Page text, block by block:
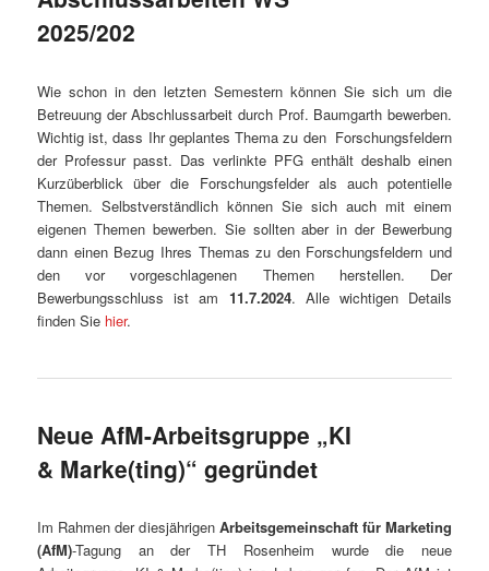
2025/202
Wie schon in den letzten Semestern können Sie sich um die
Betreuung der Abschlussarbeit durch Prof. Baumgarth bewerben.
Wichtig ist, dass Ihr geplantes Thema zu den Forschungsfeldern
der Professur passt. Das verlinkte PFG enthält deshalb einen
Kurzüberblick über die Forschungsfelder als auch potentielle
Themen. Selbstverständlich können Sie sich auch mit einem
eigenen Themen bewerben. Sie sollten aber in der Bewerbung
dann einen Bezug Ihres Themas zu den Forschungsfeldern und
den vor vorgeschlagenen Themen herstellen. Der
Bewerbungsschluss ist am 11.7.2024. Alle wichtigen Details
finden Sie hier.
Neue AfM-Arbeitsgruppe „KI
& Marke(ting)“ gegründet
Im Rahmen der diesjährigen Arbeitsgemeinschaft für Marketing
(AfM)-Tagung an der TH Rosenheim wurde die neue